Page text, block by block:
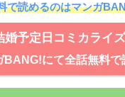
で読めるのはマンガ
婚予定日コミカライズ
BANG!にて全話無料で